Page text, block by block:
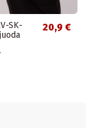
SK-
20,9 €